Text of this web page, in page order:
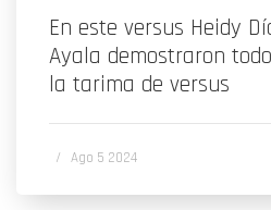
En este versus Heidy
Ayala demostraron
la tarima de versus
/ Ago 5 2024